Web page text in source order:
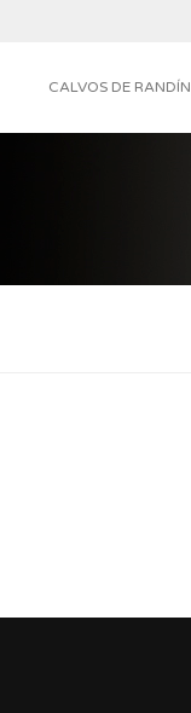
CALVOS DE RANDÍN